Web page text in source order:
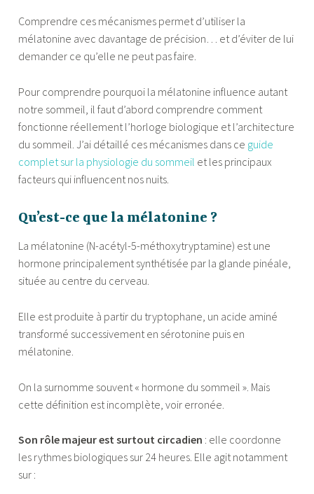
Comprendre ces mécanismes permet d’utiliser la
mélatonine avec davantage de précision… et d’éviter de lui
demander ce qu’elle ne peut pas faire.
Pour comprendre pourquoi la mélatonine influence autant
notre sommeil, il faut d’abord comprendre comment
fonctionne réellement l’horloge biologique et l’architecture
du sommeil. J’ai détaillé ces mécanismes dans ce guide
complet sur la physiologie du sommeil et les principaux
facteurs qui influencent nos nuits.
Qu’est-ce que la mélatonine ?
La mélatonine (N-acétyl-5-méthoxytryptamine) est une
hormone principalement synthétisée par la glande pinéale,
située au centre du cerveau.
Elle est produite à partir du tryptophane, un acide aminé
transformé successivement en sérotonine puis en
mélatonine.
On la surnomme souvent « hormone du sommeil ». Mais
cette définition est incomplète, voir erronée.
Son rôle majeur est surtout circadien : elle coordonne
les rythmes biologiques sur 24 heures. Elle agit notamment
sur :